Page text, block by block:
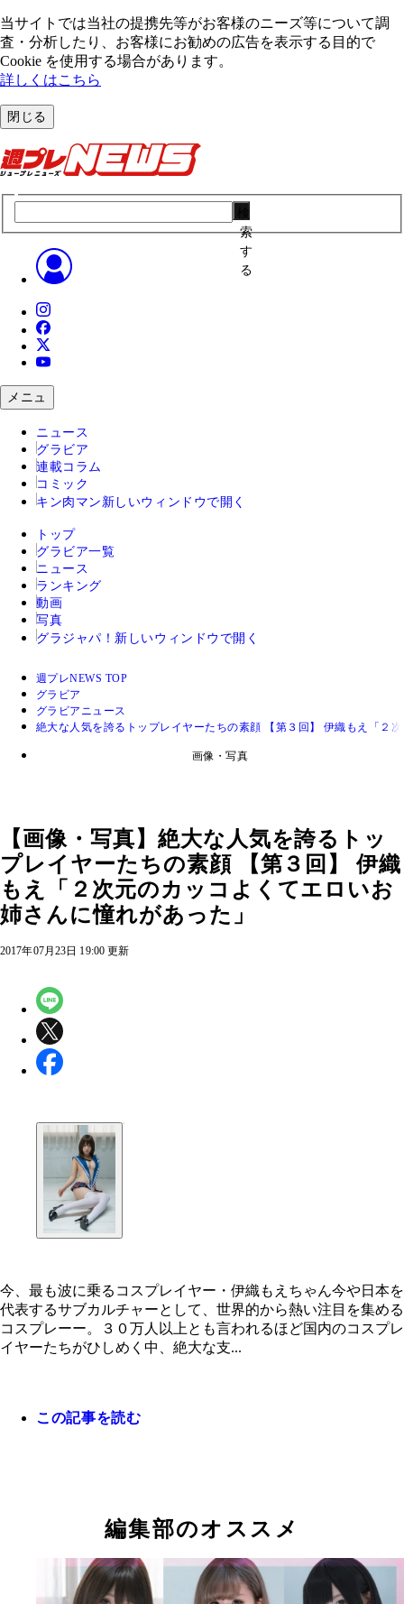
当サイトでは当社の提携先等がお客様のニーズ等について調
査・分析したり、お客様にお勧めの広告を表⽰する⽬的で
Cookie を使⽤する場合があります。
詳しくはこちら
閉じる
索
す
る
メニュ
ニュース
グラビア
連載コラム
コミック
キン肉マン 新しいウィンドウで開く
トップ
グラビア一覧
ニュース
ランキング
動画
写真
グラジャパ！ 新しいウィンドウで開く
週プレNEWS TOP
グラビア
グラビアニュース
絶大な人気を誇るトップレイヤーたちの素顔 【第３回】 伊織もえ「２
画像・写真
【画像・写真】絶大な人気を誇るトッ
プレイヤーたちの素顔 【第３回】 伊織
もえ「２次元のカッコよくてエロいお
姉さんに憧れがあった」
2017年07月23日 19:00 更新
今、最も波に乗るコスプレイヤー・伊織もえちゃん
今、最も波に乗るコスプレイヤー・伊織もえちゃん今や日本を
代表するサブカルチャーとして、世界的から熱い注目を集める
コスプレーー。３０万人以上とも言われるほど国内のコスプレ
イヤーたちがひしめく中、絶大な支...
この記事を読む
編集部のオススメ